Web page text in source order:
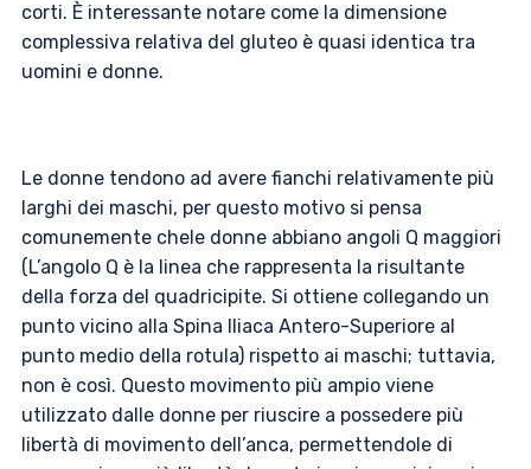
corti. È interessante notare come la dimensione
complessiva relativa del gluteo è quasi identica tra
uomini e donne.
Le donne tendono ad avere fianchi relativamente più
larghi dei maschi, per questo motivo si pensa
comunemente chele donne abbiano angoli Q maggiori
(L’angolo Q è la linea che rappresenta la risultante
della forza del quadricipite. Si ottiene collegando un
punto vicino alla Spina Iliaca Antero-Superiore al
punto medio della rotula) rispetto ai maschi; tuttavia,
non è così. Questo movimento più ampio viene
utilizzato dalle donne per riuscire a possedere più
libertà di movimento dell’anca, permettendole di